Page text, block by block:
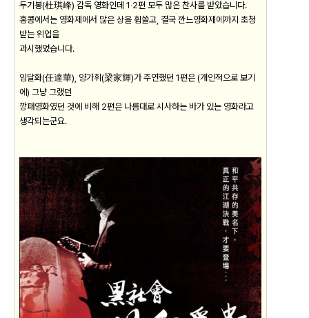
두기봉(杜琪峰) 감독 영화인데 1‧2편 모두 많은 찬사를 받았습니다.
홍콩에서는 영화제에서 많은 상을 휩쓸고, 결국 깐느영화제에까지 초청
받는 위업을
과시했었습니다.
임달화(任達華), 양가휘(梁家輝)가 주연했던 1편은 (개인적으로 보기
에) 그냥 그랬던
깡패영화였던 것에 비해 2편은 나름대로 시사하는 바가 있는 영화라고
생각되는군요.